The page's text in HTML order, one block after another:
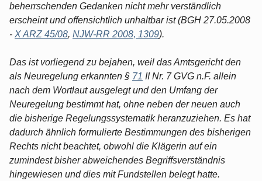
beherrschenden Gedanken nicht mehr verständlich
erscheint und offensichtlich unhaltbar ist (BGH 27.05.2008
- X ARZ 45/08, NJW-RR 2008, 1309).
Das ist vorliegend zu bejahen, weil das Amtsgericht den
als Neuregelung erkannten § 71 II Nr. 7 GVG n.F. allein
nach dem Wortlaut ausgelegt und den Umfang der
Neuregelung bestimmt hat, ohne neben der neuen auch
die bisherige Regelungssystematik heranzuziehen. Es hat
dadurch ähnlich formulierte Bestimmungen des bisherigen
Rechts nicht beachtet, obwohl die Klägerin auf ein
zumindest bisher abweichendes Begriffsverständnis
hingewiesen und dies mit Fundstellen belegt hatte.